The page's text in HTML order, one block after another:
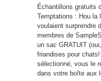
Échantillons gratuits
Temptations : Hou la
voulaient surprendre
membres de
un sac GRATUIT
friandises pour
sélectionné, vous le
dans votre boîte aux